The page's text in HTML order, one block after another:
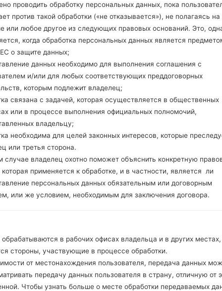
Сеть и данные
1 Мини SIM
GSM 850/900/1800/1900 MHz
UMTS/HSDPA 900/2100 MHz
Дисплей
4.01 in (~57.8% соотношение
TFT
345 x 800 пикселей (~217
Аккумулятор и клавиатура
-
Интерфейсы
-
Есть
microUSB 2.0
Wi-Fi 802.11b/g
проводить обработку персональных данных, пока
против такой обработки («не отказывается»), не полагаясь на
или любое другое из следующих правовых оснований. Это,
когда обработка персональных данных является
о защите данных;
данных необходимо для выполнения соглашения с
и/или для любых соответствующих преддоговорных
которым подлежит владелец;
связана с задачей, которая осуществляется в общественных
или в процессе выполнения официальных полномочий,
владельцу;
необходима для целей законных интересов, которые
или третья сторона.
случае владелец охотно поможет объяснить конкретную
применяется к обработке, и в частности, является ли
персональных данных обязательным или договорным
или же условием, необходимым для заключения договора.
в рабочих офисах владельца и в других местах,
стороны, участвующие в процессе обработки.
от местонахождения пользователя, передача данных
передачу данных пользователя в страну, отличную от
Чтобы узнать больше о месте обработки передаваемых